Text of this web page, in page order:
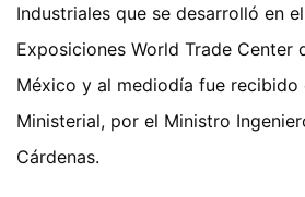
Industriales que se desarrolló en
Exposiciones World Trade Center
México y al mediodía fue recibido
Ministerial, por el Ministro
Cárdenas.